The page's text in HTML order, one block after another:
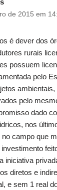
de 2015 em
é dever dos
rurais
possuem
pelo
pelo
dado
nos
campo que
iniciativa
diretos e
e sem 1 real